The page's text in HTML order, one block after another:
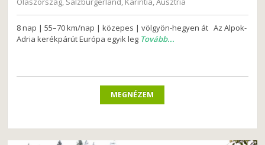
8 nap | 55–70 km/nap | közepes | völgyön-hegyen át Az Alpok-
Adria kerékpárút Európa egyik leg Tovább...
MEGNÉZEM